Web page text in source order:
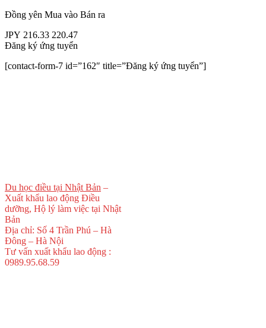
Đồng yên Mua vào Bán ra
JPY 216.33 220.47
Đăng ký ứng tuyển
[contact-form-7 id=”162″ title=”Đăng ký ứng tuyển”]
Du học điều tại Nhật Bản –
Xuất khẩu lao động Điều
dưỡng, Hộ lý làm việc tại Nhật
Bản
Địa chỉ: Số 4 Trần Phú – Hà
Đông – Hà Nội
Tư vấn xuất khẩu lao động :
0989.95.68.59